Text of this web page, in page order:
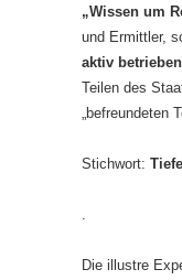
„Wissen um
und Ermittler,
aktiv
Teilen des
„befreundeten
Stichwort:
Die illustre